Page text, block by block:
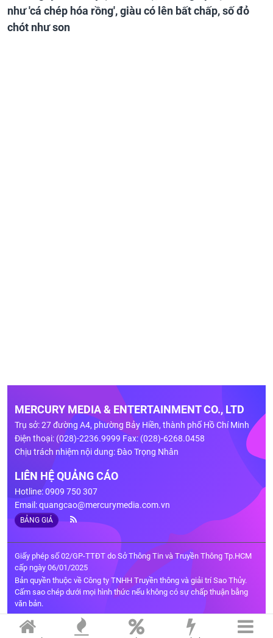
như 'cá chép hóa rồng', giàu có lên bất chấp, số đỏ
chót như son
MERCURY MEDIA & ENTERTAINMENT CO., LTD
Trụ sở: 27 đường A4, phường Bảy Hiền, thành phố Hồ Chí Minh
Điện thoại: (028)-2236.9999 Fax: (028)-6268.0458
Chịu trách nhiệm nội dung: Đào Trọng Nhân
LIÊN HỆ QUẢNG CÁO
Hotline: 0909 750 307
Email:quangcao@mercurymedia.com.vn
BẢNG GIÁ
Giấy phép số 02/GP-TTĐT do Sở Thông Tin và Truyền Thông Tp.HCM
cấp ngày 06/01/2025
Bản quyền thuộc về Công ty TNHH Truyền thông và giải trí Sao Thủy.
Cấm sao chép dưới mọi hình thức nếu không có sự chấp thuận bằng
văn bản.